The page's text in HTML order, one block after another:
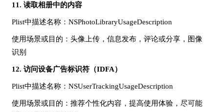
11. 读取相册中的内容
Plist中描述名称：NSPhotoLibraryUsageDescription
使用场景或目的：头像上传，信息发布，评论或分享，图像
识别
12. 访问设备广告标识符（IDFA）
Plist中描述名称：NSUserTrackingUsageDescription
使用场景或目的：推荐个性化内容，提高使用体验，尽可能